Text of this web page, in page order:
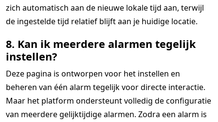
zich automatisch aan de nieuwe lokale tijd aan, terwijl
de ingestelde tijd relatief blijft aan je huidige locatie.
8. Kan ik meerdere alarmen tegelijk
instellen?
Deze pagina is ontworpen voor het instellen en
beheren van één alarm tegelijk voor directe interactie.
Maar het platform ondersteunt volledig de configuratie
van meerdere gelijktijdige alarmen. Zodra een alarm is